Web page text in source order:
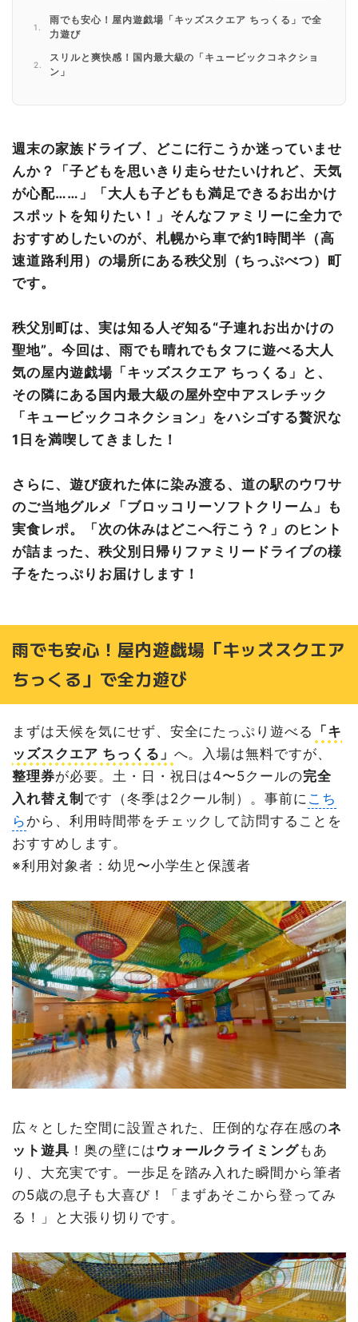
雨でも安心！屋内遊戯場「キッズスクエア ちっくる」で全
力遊び
スリルと爽快感！国内最大級の「キュービックコネクショ
ン」
週末の家族ドライブ、どこに行こうか迷っていませ
んか？「子どもを思いきり走らせたいけれど、天気
が心配……」「大人も子どもも満足できるお出かけ
スポットを知りたい！」そんなファミリーに全力で
おすすめしたいのが、札幌から車で約1時間半（高
速道路利用）の場所にある秩父別（ちっぷべつ）町
です。
秩父別町は、実は知る人ぞ知る“子連れお出かけの
聖地”。今回は、雨でも晴れでもタフに遊べる大人
気の屋内遊戯場「キッズスクエア ちっくる」と、
その隣にある国内最大級の屋外空中アスレチック
「キュービックコネクション」をハシゴする贅沢な
1日を満喫してきました！
さらに、遊び疲れた体に染み渡る、道の駅のウワサ
のご当地グルメ「ブロッコリーソフトクリーム」も
実食レポ。「次の休みはどこへ行こう？」のヒント
が詰まった、秩父別日帰りファミリードライブの様
子をたっぷりお届けします！
雨でも安心！屋内遊戯場「キッズスクエア
ちっくる」で全力遊び
まずは天候を気にせず、安全にたっぷり遊べる
「キ
ッズスクエア ちっくる」 へ。入場は無料ですが、
整理券が必要。土・日・祝日は4〜5クールの完全
入れ替え制 です（冬季は2クール制）。事前に こち
ら から、利用時間帯をチェックして訪問することを
おすすめします。
※利用対象者：幼児〜小学生と保護者
広々とした空間に設置された、圧倒的な存在感のネ
ット遊具 ！奥の壁には ウォールクライミングもあ
り、大充実です。一歩足を踏み入れた瞬間から筆者
の5歳の息子も大喜び！「まずあそこから登ってみ
る！」と大張り切りです。